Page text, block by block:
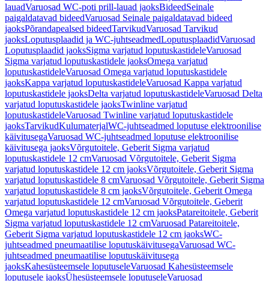
lauadVaruosad WC-poti prill-lauad jaoksBideedSeinale
paigaldatavad bideedVaruosad Seinale paigaldatavad bideed
jaoksPõrandapealsed bideedTarvikudVaruosad Tarvikud
jaoksLoputusplaadid ja WC-juhtseadmedLoputusplaadidVaruosad
Loputusplaadid jaoksSigma varjatud loputuskastideleVaruosad
Sigma varjatud loputuskastidele jaoksOmega varjatud
loputuskastideleVaruosad Omega varjatud loputuskastidele
jaoksKappa varjatud loputuskastideleVaruosad Kappa varjatud
loputuskastidele jaoksDelta varjatud loputuskastideleVaruosad Delta
varjatud loputuskastidele jaoksTwinline varjatud
loputuskastideleVaruosad Twinline varjatud loputuskastidele
jaoksTarvikudKulumaterjalWC-juhtseadmed loputuse elektroonilise
käivitusegaVaruosad WC-juhtseadmed loputuse elektroonilise
käivitusega jaoksVõrgutoitele, Geberit Sigma varjatud
loputuskastidele 12 cmVaruosad Võrgutoitele, Geberit Sigma
varjatud loputuskastidele 12 cm jaoksVõrgutoitele, Geberit Sigma
varjatud loputuskastidele 8 cmVaruosad Võrgutoitele, Geberit Sigma
varjatud loputuskastidele 8 cm jaoksVõrgutoitele, Geberit Omega
varjatud loputuskastidele 12 cmVaruosad Võrgutoitele, Geberit
Omega varjatud loputuskastidele 12 cm jaoksPatareitoitele, Geberit
Sigma varjatud loputuskastidele 12 cmVaruosad Patareitoitele,
Geberit Sigma varjatud loputuskastidele 12 cm jaoksWC-
juhtseadmed pneumaatilise loputuskäivitusegaVaruosad WC-
juhtseadmed pneumaatilise loputuskäivitusega
jaoksKahesüsteemsele loputuseleVaruosad Kahesüsteemsele
loputusele jaoksÜhesüsteemsele loputuseleVaruosad